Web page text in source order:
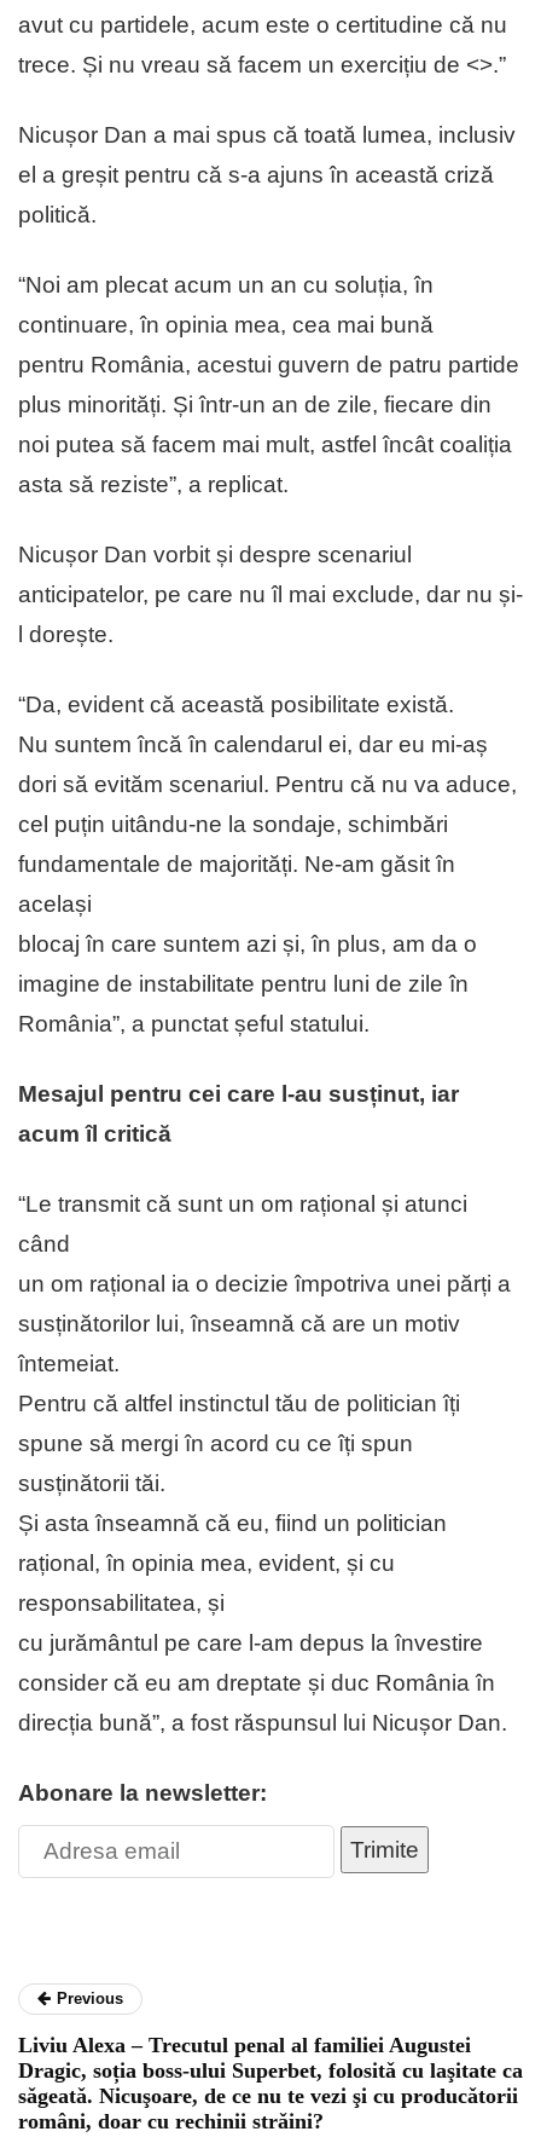
avut cu partidele, acum este o certitudine că nu
trece. Și nu vreau să facem un exercițiu de <>.”
Nicușor Dan a mai spus că toată lumea, inclusiv
el a greșit pentru că s-a ajuns în această criză
politică.
“Noi am plecat acum un an cu soluția, în
continuare, în opinia mea, cea mai bună
pentru România, acestui guvern de patru partide
plus minorități. Și într-un an de zile, fiecare din
noi putea să facem mai mult, astfel încât coaliția
asta să reziste”, a replicat.
Nicușor Dan vorbit și despre scenariul
anticipatelor, pe care nu îl mai exclude, dar nu și-
l dorește.
“Da, evident că această posibilitate există.
Nu suntem încă în calendarul ei, dar eu mi-aș
dori să evităm scenariul. Pentru că nu va aduce,
cel puțin uitându-ne la sondaje, schimbări
fundamentale de majorități. Ne-am găsit în
același
blocaj în care suntem azi și, în plus, am da o
imagine de instabilitate pentru luni de zile în
România”, a punctat șeful statului.
Mesajul pentru cei care l-au susținut, iar
acum îl critică
“Le transmit că sunt un om rațional și atunci
când
un om rațional ia o decizie împotriva unei părți a
susținătorilor lui, înseamnă că are un motiv
întemeiat.
Pentru că altfel instinctul tău de politician îți
spune să mergi în acord cu ce îți spun
susținătorii tăi.
Și asta înseamnă că eu, fiind un politician
rațional, în opinia mea, evident, și cu
responsabilitatea, și
cu jurământul pe care l-am depus la învestire
consider că eu am dreptate și duc România în
direcția bună”, a fost răspunsul lui Nicușor Dan.
Abonare la newsletter:
Trimite
Previous
Liviu Alexa – Trecutul penal al familiei Augustei
Dragic, soția boss-ului Superbet, folositǎ cu laşitate ca
sǎgeatǎ. Nicuşoare, de ce nu te vezi şi cu producǎtorii
români, doar cu rechinii strǎini?